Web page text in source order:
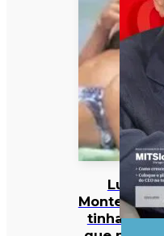
Luís
Montenegro
tinha dito